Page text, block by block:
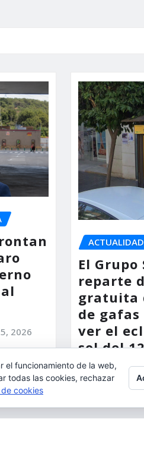
2026
ACTUALIDAD
El Grupo
reparte
gratuita
de gafas
ver el
sol del
torrent al
el funcionamiento de la web,
todas las cookies, rechazar
cookies